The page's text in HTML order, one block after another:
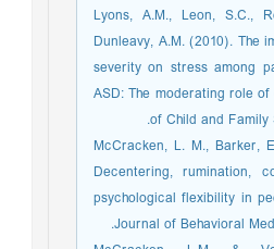
Lyons, A.M., Leon, S.C.,
Dunleavy, A.M. (2010). The
severity on stress among
ASD: The moderating role
of Child and
McCracken, L. M., Barker,
Decentering, rumination,
psychological flexibility in
Journal of Behavioral